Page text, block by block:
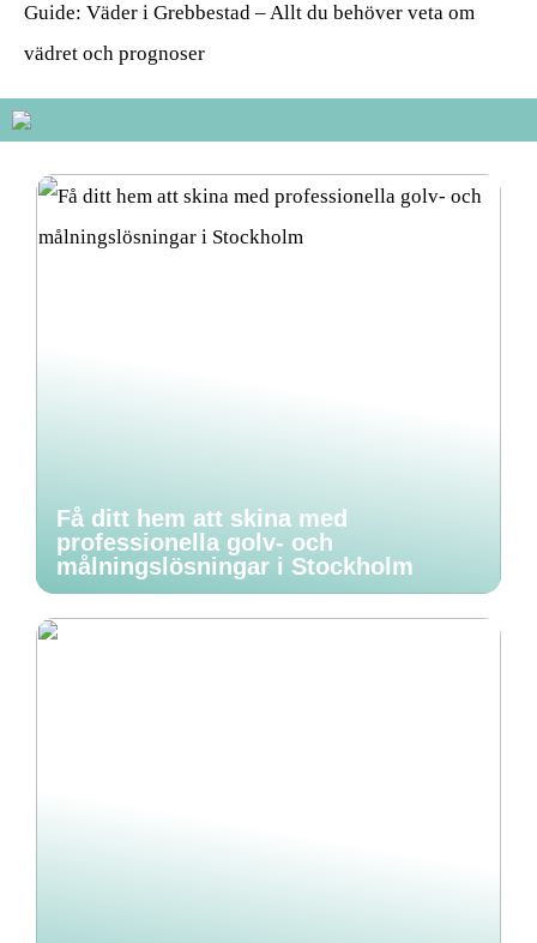
Guide: Väder i Grebbestad – Allt du behöver veta om
vädret och prognoser
Få ditt hem att skina med
professionella golv- och
målningslösningar i Stockholm